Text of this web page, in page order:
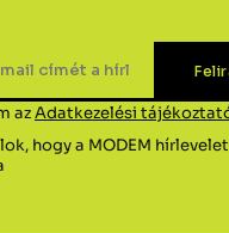
azAdatkezelési
hogy a MODEM